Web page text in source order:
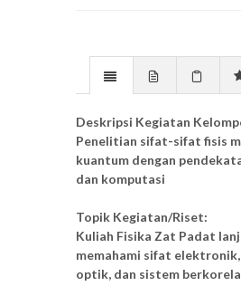
Deskripsi Kegiatan
Penelitian sifat-sifat fisis
kuantum dengan
dan komputasi
Topik Kegiatan/Riset:
Kuliah Fisika Zat Padat
memahami sifat
optik, dan sistem